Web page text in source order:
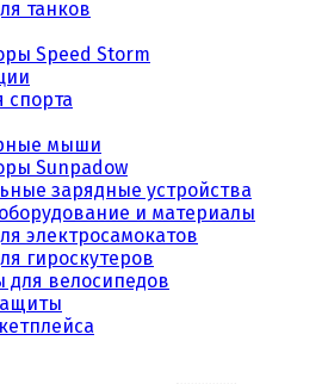
танков
Speed Storm
спорта
мыши
Sunpadow
зарядные устройства
и материалы
электросамокатов
гироскутеров
для велосипедов